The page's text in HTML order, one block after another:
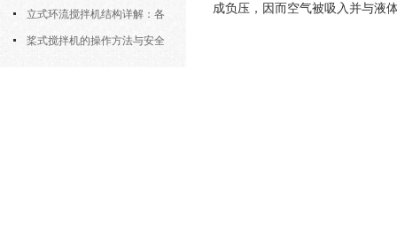
筒式曝气机的结构优势与适用场景
立式环流搅拌机结构详解：各
部件的功能与协同
桨式搅拌机的操作方法与安全
成负压，因而空气被吸入并与液